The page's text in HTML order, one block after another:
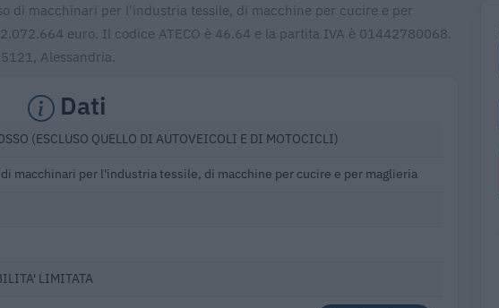
di macchinari per l'industria tessile, di macchine per cucire e per
euro. Il codice ATECO è 46.64 e la partita IVA è 01442780068.
Alessandria.
Dati
(ESCLUSO QUELLO DI AUTOVEICOLI E DI MOTOCICLI)
macchinari per l'industria tessile, di macchine per cucire e per maglieria
LIMITATA